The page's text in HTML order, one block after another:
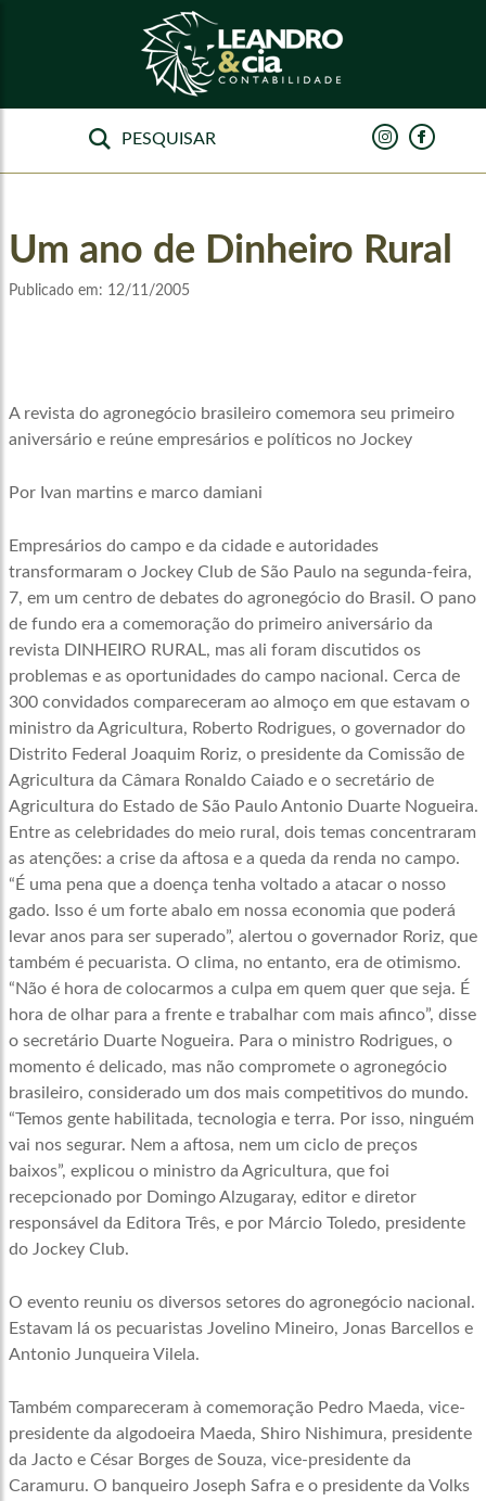
Um ano de Dinheiro Rural
Publicado em: 12/11/2005
A revista do agronegócio brasileiro comemora seu primeiro
aniversário e reúne empresários e políticos no Jockey
Por Ivan martins e marco damiani
Empresários do campo e da cidade e autoridades
transformaram o Jockey Club de São Paulo na segunda-feira,
7, em um centro de debates do agronegócio do Brasil. O pano
de fundo era a comemoração do primeiro aniversário da
revista DINHEIRO RURAL, mas ali foram discutidos os
problemas e as oportunidades do campo nacional. Cerca de
300 convidados compareceram ao almoço em que estavam o
ministro da Agricultura, Roberto Rodrigues, o governador do
Distrito Federal Joaquim Roriz, o presidente da Comissão de
Agricultura da Câmara Ronaldo Caiado e o secretário de
Agricultura do Estado de São Paulo Antonio Duarte Nogueira.
Entre as celebridades do meio rural, dois temas concentraram
as atenções: a crise da aftosa e a queda da renda no campo.
“É uma pena que a doença tenha voltado a atacar o nosso
gado. Isso é um forte abalo em nossa economia que poderá
levar anos para ser superado”, alertou o governador Roriz, que
também é pecuarista. O clima, no entanto, era de otimismo.
“Não é hora de colocarmos a culpa em quem quer que seja. É
hora de olhar para a frente e trabalhar com mais afinco”, disse
o secretário Duarte Nogueira. Para o ministro Rodrigues, o
momento é delicado, mas não compromete o agronegócio
brasileiro, considerado um dos mais competitivos do mundo.
“Temos gente habilitada, tecnologia e terra. Por isso, ninguém
vai nos segurar. Nem a aftosa, nem um ciclo de preços
baixos”, explicou o ministro da Agricultura, que foi
recepcionado por Domingo Alzugaray, editor e diretor
responsável da Editora Três, e por Márcio Toledo, presidente
do Jockey Club.
O evento reuniu os diversos setores do agronegócio nacional.
Estavam lá os pecuaristas Jovelino Mineiro, Jonas Barcellos e
Antonio Junqueira Vilela.
Também compareceram à comemoração Pedro Maeda, vice-
presidente da algodoeira Maeda, Shiro Nishimura, presidente
da Jacto e César Borges de Souza, vice-presidente da
Caramuru. O banqueiro Joseph Safra e o presidente da Volks